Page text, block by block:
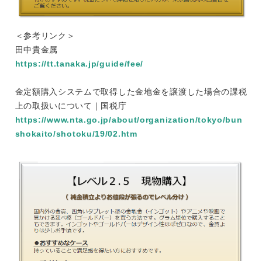
＜参考リンク＞
田中貴金属
https://tt.tanaka.jp/guide/fee/
金定額購入システムで取得した金地金を譲渡した場合の課税
上の取扱いについて｜国税庁
https://www.nta.go.jp/about/organization/tokyo/bun
shokaito/shotoku/19/02.htm